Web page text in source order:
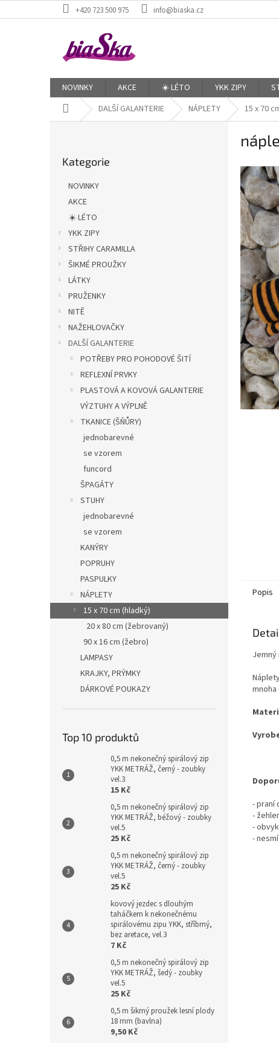
na
+420 723 500 975 info@biaska.cz
NOVINKY AKCE ☀️ LÉTO YKK ZIPY
Domů DALŠÍ GALANTERIE NÁPLETY 15 x 70
kategorie
Kategorie
NOVINKY
AKCE
☀️ LÉTO
YKK ZIPY
STŘIHY CARAMILLA
ŠIKMÉ PROUŽKY
LÁTKY
PRUŽENKY
NITĚ
NAŽEHLOVAČKY
DALŠÍ GALANTERIE
POTŘEBY PRO POHODOVÉ ŠITÍ
REFLEXNÍ PRVKY
PLASTOVÁ A KOVOVÁ GALANTERIE
VÝZTUHY A VÝPLNĚ
TKANICE (ŠŇŮRY)
jednobarevné
se vzorem
funcord
ŠPAGÁTY
STUHY
jednobarevné
se vzorem
KANÝRY
POPRUHY
PASPULKY
NÁPLETY
15 x 70 cm (hladký)
20 x 80 cm (žebrovaný)
90 x 16 cm (žebro)
LAMPASY
KRAJKY, PRÝMKY
DÁRKOVÉ POUKAZY
Top 10 produktů
0,5 m nekonečný spirálový zip
YKK METRÁŽ, černý - zoubky
vel.3
15 Kč
0,5 m nekonečný spirálový zip
YKK METRÁŽ, béžový - zoubky
vel.5
25 Kč
0,5 m nekonečný spirálový zip
YKK METRÁŽ, černý - zoubky
vel.5
25 Kč
kovový jezdec s dlouhým
taháčkem k nekonečnému
spirálovému zipu YKK, stříbrný,
bez aretace, vel.3
7 Kč
0,5 m nekonečný spirálový zip
YKK METRÁŽ, šedý - zoubky
vel.5
25 Kč
0,5 m šikmý proužek lesní plody
18 mm (bavlna)
9,50 Kč
Popis
Jemný
- praní
-
-
-